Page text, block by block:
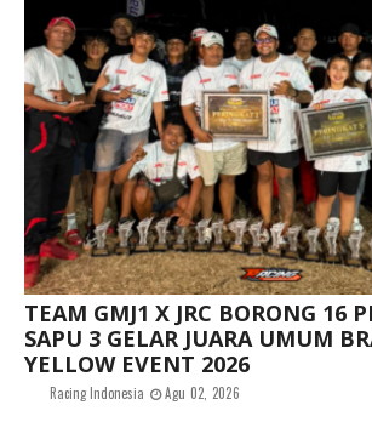
TEAM GMJ1 X JRC BORONG 16
SAPU 3 GELAR JUARA UMUM
YELLOW EVENT 2026
Racing Indonesia Agu 02, 2026